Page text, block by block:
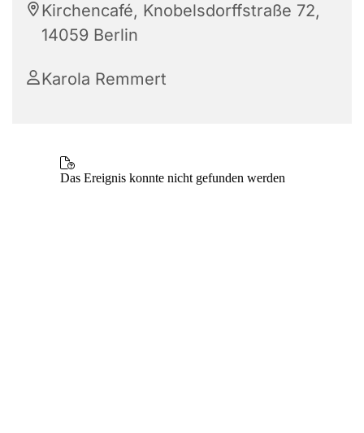
Kirchencafé, Knobelsdorffstraße 72,
14059 Berlin
Karola Remmert